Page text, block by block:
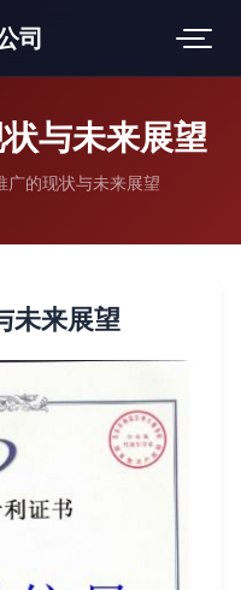
司
与未来展望
广的现状与未来展望
未来展望